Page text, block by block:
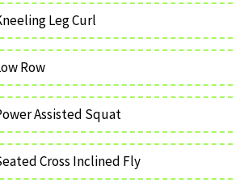
Leg Curl
Row
Assisted Squat
Cross Inclined Fly